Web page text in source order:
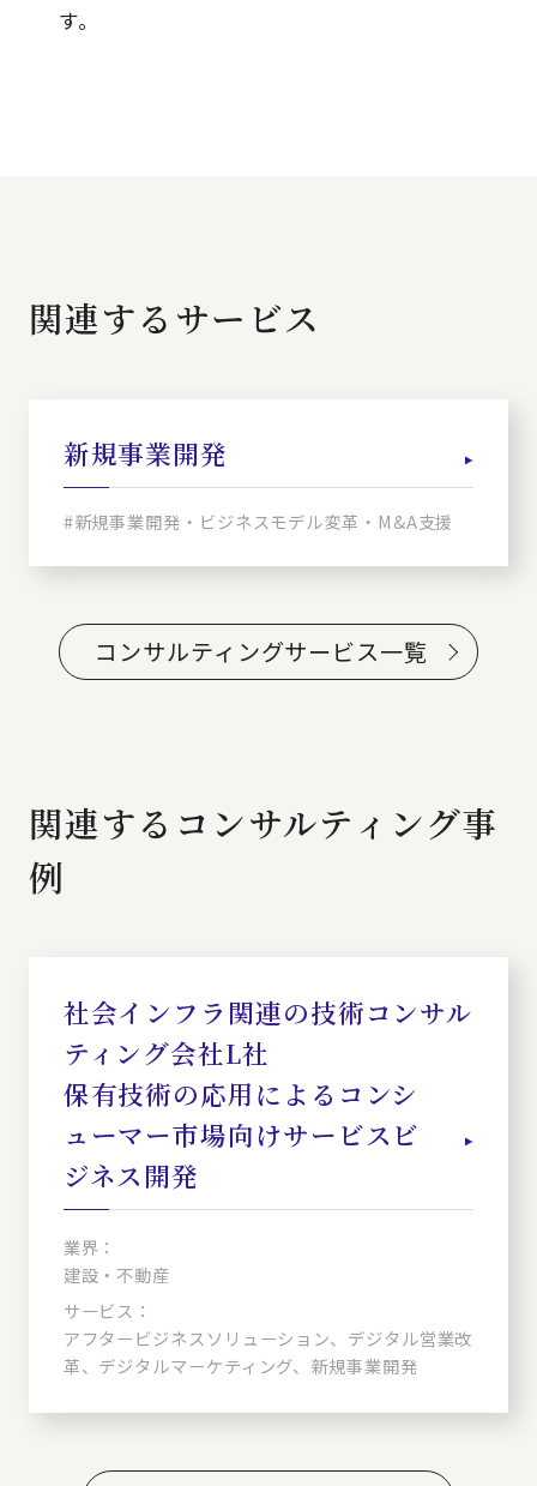
す。
関連するサービス
新規事業開発
#新規事業開発・ビジネスモデル変革・M&A支援
コンサルティングサービス一覧
関連するコンサルティング事
例
社会インフラ関連の技術コンサル
ティング会社L社
保有技術の応用によるコンシ
ューマー市場向けサービスビ
ジネス開発
業界：
建設・不動産
サービス：
アフタービジネスソリューション、デジタル営業改
革、デジタルマーケティング、新規事業開発